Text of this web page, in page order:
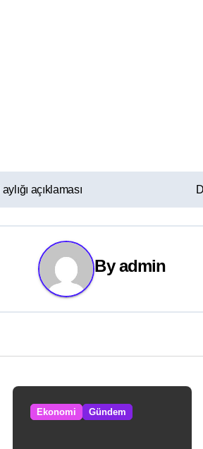
açıklaması
Byadmin
Ekonomi Gündem